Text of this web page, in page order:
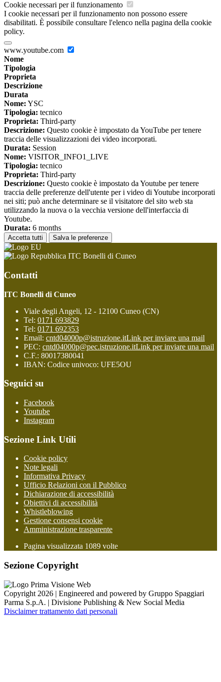
Cookie necessari per il funzionamento
I cookie necessari per il funzionamento non possono essere
disabilitati. È possibile consultare l'elenco nella pagina della cookie
policy.
www.youtube.com
Nome
Tipologia
Proprieta
Descrizione
Durata
Nome: YSC
Tipologia: tecnico
Proprieta: Third-party
Descrizione: Questo cookie è impostato da YouTube per tenere
traccia delle visualizzazioni dei video incorporati.
Durata: Session
Nome: VISITOR_INFO1_LIVE
Tipologia: tecnico
Proprieta: Third-party
Descrizione: Questo cookie è impostato da Youtube per tenere
traccia delle preferenze dell'utente per i video di Youtube incorporati
nei siti; può anche determinare se il visitatore del sito web sta
utilizzando la nuova o la vecchia versione dell'interfaccia di
Youtube.
Durata: 6 months
Accetta tutti Salva le preferenze
ITC Bonelli di Cuneo
Contatti
ITC Bonelli di Cuneo
Viale degli Angeli, 12 - 12100 Cuneo (CN)
Tel: 0171 693829
Tel: 0171 692353
Email: cntd04000p@istruzione.itLink per inviare una mail
PEC: cntd04000p@pec.istruzione.itLink per inviare una mail
C.F.: 80017380041
IBAN: Codice univoco: UFE5OU
Seguici su
Facebook
Youtube
Instagram
Sezione Link Utili
Cookie policy
Note legali
Informativa Privacy
Ufficio Relazioni con il Pubblico
Dichiarazione di accessibilità
Obiettivi di accessibilità
Whistleblowing
Gestione consensi cookie
Amministrazione trasparente
Pagina visualizzata 1089 volte
Sezione Copyright
Copyright 2026 | Engineered and powered by Gruppo Spaggiari
Parma S.p.A. | Divisione Publishing & New Social Media
Disclaimer trattamento dati personali